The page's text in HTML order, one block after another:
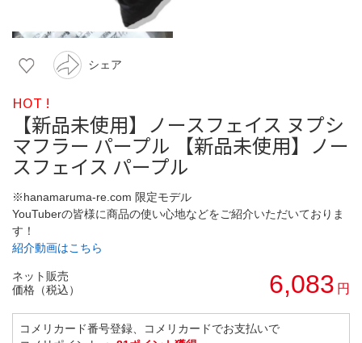
シェア
HOT !
【新品未使用】ノースフェイス ヌプシ
マフラー パープル 【新品未使用】ノー
スフェイス パープル
※hanamaruma-re.com 限定モデル
YouTuberの皆様に商品の使い心地などをご紹介いただいておりま
す！
紹介動画はこちら
ネット販売
価格（税込）
6,083 円
コメリカード番号登録、コメリカードでお支払いで